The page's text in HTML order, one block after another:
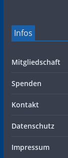
Infos
Mitgliedschaft
Spenden
Kontakt
Datenschutz
Impressum